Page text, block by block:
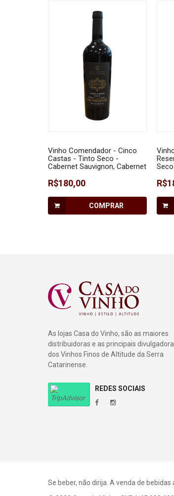
Vinho Comendador - Cinco
Castas - Tinto Seco -
Cabernet Sauvignon, Cabernet
Tannat 750 ml
R$180,00
COMPRAR
As lojas Casa do Vinho, são as maiores
distribuidoras e as principais
dos Vinhos Finos de Altitude da Serra
Catarinense.
REDES SOCIAIS
Se beber, não dirija. A venda de